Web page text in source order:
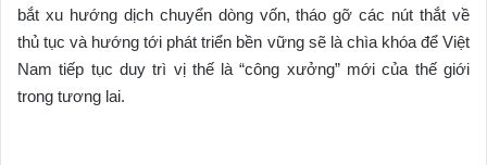
bắt xu hướng dịch chuyển dòng vốn, tháo gỡ các nút thắt về
thủ tục và hướng tới phát triển bền vững sẽ là chìa khóa để Việt
Nam tiếp tục duy trì vị thế là “công xưởng” mới của thế giới
trong tương lai.